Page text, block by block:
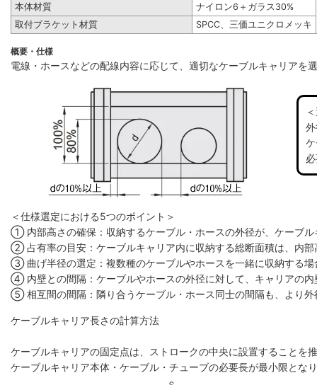
本体材質
ナイロン6＋ガラス30%
取付ブラケット材質
SPCC、三価ユニクロメッキ
概要・仕様
電線・ホースなどの配線内容に応じて、適切なケーブルキャリアを
＜仕様選定における5つのポイント＞
① 内部高さの確保：収納するケーブル・ホースの外径が、ケーブ
② 占有率の目安：ケーブルキャリア内に収納する総断面積は、内
③ 曲げ半径の選定：複数種のケーブルやホースを一緒に収納する
④ 内壁との間隔：ケーブルやホースの外径に対して、キャリアの
⑤ 相互間の間隔：隣り合うケーブル・ホース同士の間隔も、より
ケーブルキャリア長さの計算方法
ケーブルキャリアの固定点は、ストロークの中央に設置することを
ケーブルキャリア本体・ケーブル・チューブの必要長が最小限とな